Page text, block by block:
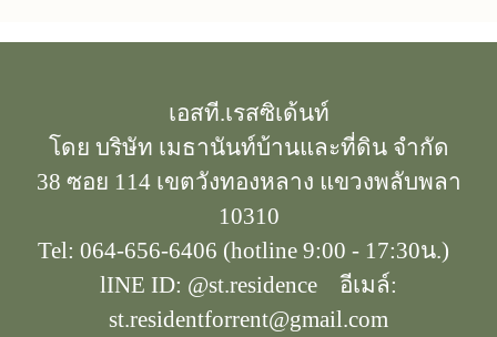
เอสที.เรสซิเด้นท์
โดย บริษัท เมธานันท์บ้านและที่ดิน จำกัด
38 ซอย 114 เขตวังทองหลาง แขวงพลับพลา
10310
Tel: 064-656-6406 (hotline 9:00 - 17:30น.)
lINE ID: @st.residence อีเมล์:
st.residentforrent@gmail.com